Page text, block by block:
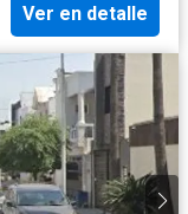
Ver en detalle